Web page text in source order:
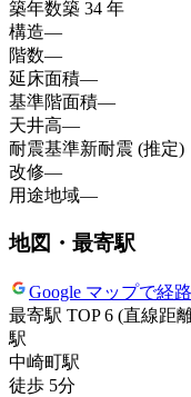
築年数築 34 年
構造—
階数—
延床面積—
基準階面積—
天井高—
耐震基準新耐震 (推定)
改修—
用途地域—
地図・最寄駅
Google マップで経
最寄駅 TOP 6 (直線距
駅
中崎町駅
徒歩 5分